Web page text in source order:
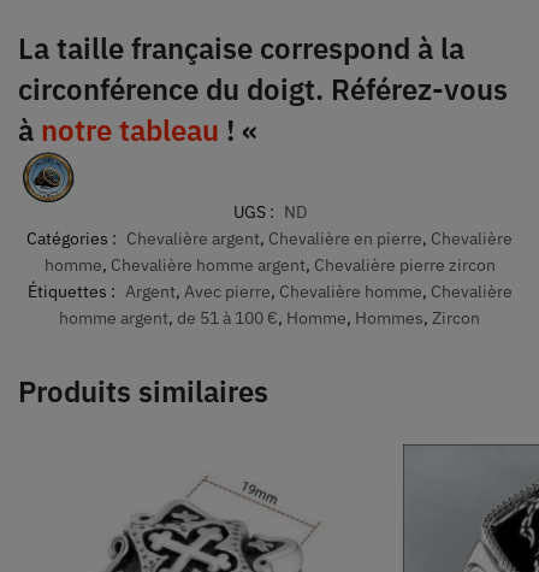
La taille française correspond à la
circonférence du doigt. Référez-vous
à notre tableau ! «
UGS : ND
Catégories : Chevalière argent, Chevalière en pierre, Chevalière
homme, Chevalière homme argent, Chevalière pierre zircon
Étiquettes : Argent, Avec pierre, Chevalière homme, Chevalière
homme argent, de 51 à 100 €, Homme, Hommes, Zircon
Produits similaires